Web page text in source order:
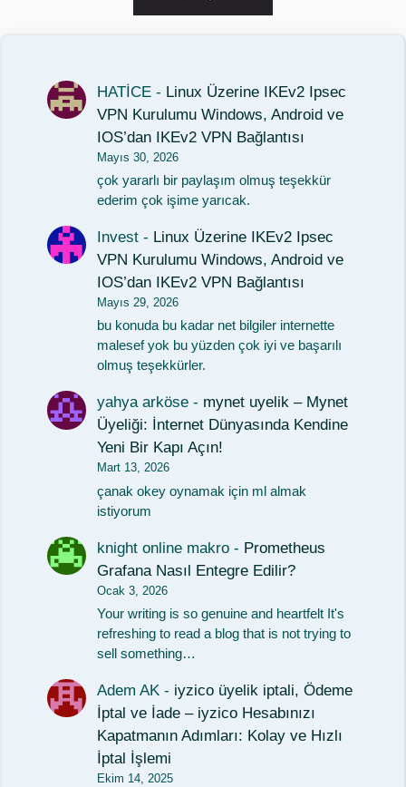
HATİCE - Linux Üzerine IKEv2 Ipsec
VPN Kurulumu Windows, Android ve
IOS’dan IKEv2 VPN Bağlantısı
Mayıs 30, 2026
çok yararlı bir paylaşım olmuş teşekkür
ederim çok işime yarıcak.
Invest - Linux Üzerine IKEv2 Ipsec
VPN Kurulumu Windows, Android ve
IOS’dan IKEv2 VPN Bağlantısı
Mayıs 29, 2026
bu konuda bu kadar net bilgiler internette
malesef yok bu yüzden çok iyi ve başarılı
olmuş teşekkürler.
yahya arköse - mynet uyelik – Mynet
Üyeliği: İnternet Dünyasında Kendine
Yeni Bir Kapı Açın!
Mart 13, 2026
çanak okey oynamak için ml almak
istiyorum
knight online makro - Prometheus
Grafana Nasıl Entegre Edilir?
Ocak 3, 2026
Your writing is so genuine and heartfelt It's
refreshing to read a blog that is not trying to
sell something…
Adem AK - iyzico üyelik iptali, Ödeme
İptal ve İade – iyzico Hesabınızı
Kapatmanın Adımları: Kolay ve Hızlı
İptal İşlemi
Ekim 14, 2025